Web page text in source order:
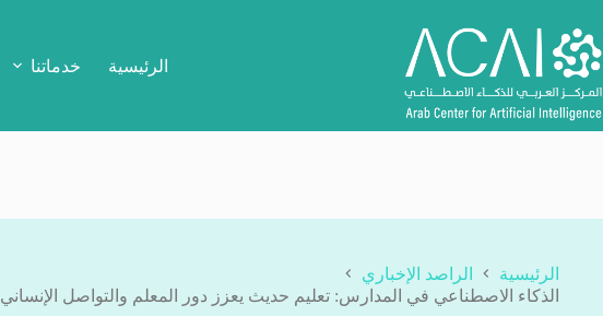
إلى
المحتوى
الرئيسية خدماتنا
الرئيسية
الراصد الإخباري
الذكاء الاصطناعي في المدارس: تعليم حديث يعزز دور المعلم والتواصل الإنساني